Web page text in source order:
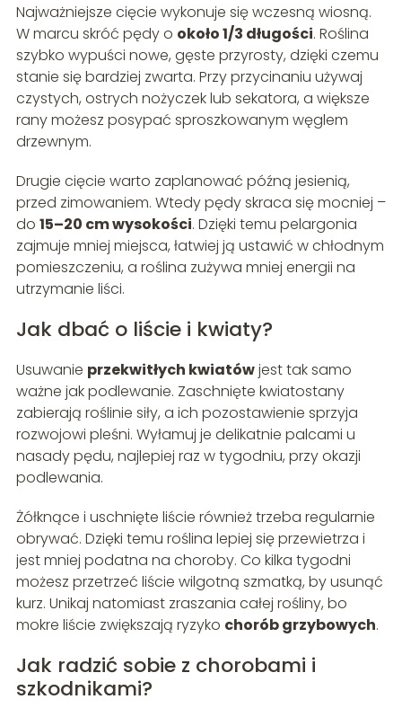
Najważniejsze cięcie wykonuje się wczesną wiosną.
W marcu skróć pędy o około 1/3 długości. Roślina
szybko wypuści nowe, gęste przyrosty, dzięki czemu
stanie się bardziej zwarta. Przy przycinaniu używaj
czystych, ostrych nożyczek lub sekatora, a większe
rany możesz posypać sproszkowanym węglem
drzewnym.
Drugie cięcie warto zaplanować późną jesienią,
przed zimowaniem. Wtedy pędy skraca się mocniej –
do 15–20 cm wysokości. Dzięki temu pelargonia
zajmuje mniej miejsca, łatwiej ją ustawić w chłodnym
pomieszczeniu, a roślina zużywa mniej energii na
utrzymanie liści.
Jak dbać o liście i kwiaty?
Usuwanie przekwitłych kwiatówjest tak samo
ważne jak podlewanie. Zaschnięte kwiatostany
zabierają roślinie siły, a ich pozostawienie sprzyja
rozwojowi pleśni. Wyłamuj je delikatnie palcami u
nasady pędu, najlepiej raz w tygodniu, przy okazji
podlewania.
Żółknące i uschnięte liście również trzeba regularnie
obrywać. Dzięki temu roślina lepiej się przewietrza i
jest mniej podatna na choroby. Co kilka tygodni
możesz przetrzeć liście wilgotną szmatką, by usunąć
kurz. Unikaj natomiast zraszania całej rośliny, bo
mokre liście zwiększają ryzyko chorób grzybowych.
Jak radzić sobie z chorobami i
szkodnikami?